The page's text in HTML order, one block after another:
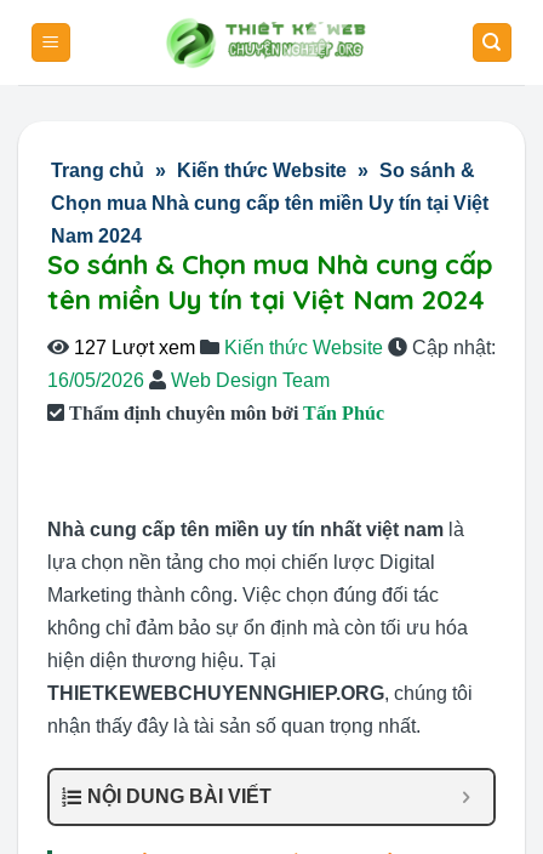
content
Trang chủ » Kiến thức Website » So sánh &
Chọn mua Nhà cung cấp tên miền Uy tín tại Việt
Nam 2024
So sánh & Chọn mua Nhà cung cấp
tên miền Uy tín tại Việt Nam 2024
127 Lượt xem Kiến thức Website
Cập nhật:
16/05/2026
Web Design Team
Thẩm định chuyên môn bởi Tấn Phúc
Nhà cung cấp tên miền uy tín nhất việt nam là
lựa chọn nền tảng cho mọi chiến lược Digital
Marketing thành công. Việc chọn đúng đối tác
không chỉ đảm bảo sự ổn định mà còn tối ưu hóa
hiện diện thương hiệu. Tại
THIETKEWEBCHUYENNGHIEP.ORG, chúng tôi
nhận thấy đây là tài sản số quan trọng nhất.
NỘI DUNG BÀI VIẾT